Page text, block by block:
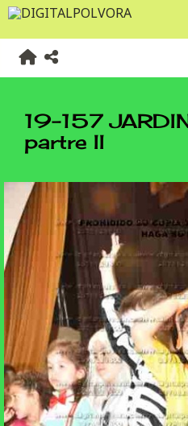
19-157
partre II